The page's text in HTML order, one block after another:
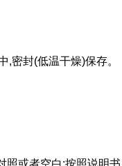
,密封(低温干燥)保存。
照或者空白;按照说明书